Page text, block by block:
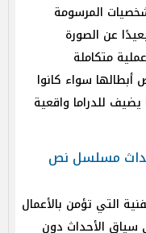
المرسومة
عن الصورة
متكاملة
سواء كانوا
للدراما واقعية
مسلسل نص
التي تؤمن بالأعمال
سياق الأحداث دون